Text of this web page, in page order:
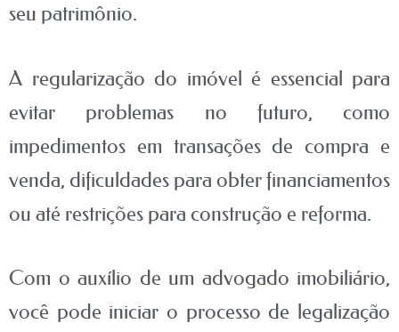
seu patrimônio.
A regularização do imóvel é essencial para
evitar problemas no futuro, como
impedimentos em transações de compra e
venda, dificuldades para obter financiamentos
ou até restrições para construção e reforma.
Com o auxílio de um advogado imobiliário,
você pode iniciar o processo de legalização